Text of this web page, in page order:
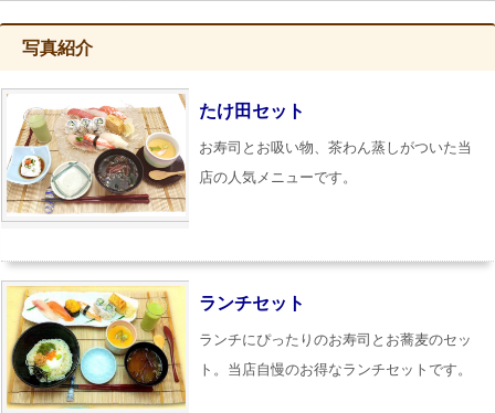
写真紹介
たけ田セット
お寿司とお吸い物、茶わん蒸しがついた当
店の人気メニューです。
ランチセット
ランチにぴったりのお寿司とお蕎麦のセッ
ト。当店自慢のお得なランチセットです。